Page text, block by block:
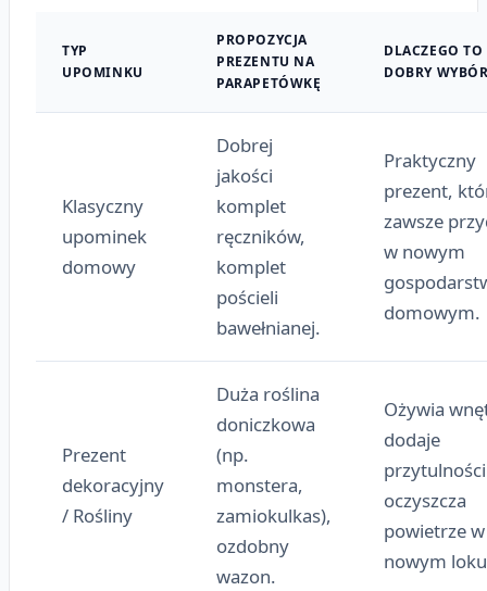
TYP
UPOMINKU
PROPOZYCJA
PREZENTU NA
PARAPETÓWKĘ
DLACZEGO TO
DOBRY
Klasyczny
upominek
domowy
Dobrej
jakości
komplet
ręczników,
komplet
pościeli
bawełnianej.
Praktyczny
prezent,
zawsze
w nowym
domowym.
Prezent
dekoracyjny
/ Rośliny
Duża roślina
doniczkowa
(np.
monstera,
zamiokulkas),
ozdobny
wazon.
Ożywia
dodaje
oczyszcza
powietrze w
nowym